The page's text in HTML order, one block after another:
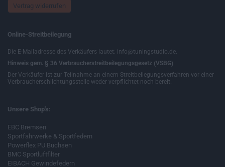
Vertrag widerrufen
Online-Streitbeilegung
Die E-Mailadresse des Verkäufers lautet: info@tuningstudio.de.
Hinweis gem. § 36 Verbraucherstreitbeilegungsgesetz (VSBG)
Der Verkäufer ist zur Teilnahme an einem Streitbeilegungsverfahren vor einer
Verbraucherschlichtungsstelle weder verpflichtet noch bereit.
Unsere Shop's:
EBC Bremsen
Sportfahrwerke & Sportfedern
Powerflex PU Buchsen
BMC Sportluftfilter
EIBACH Gewindefedern